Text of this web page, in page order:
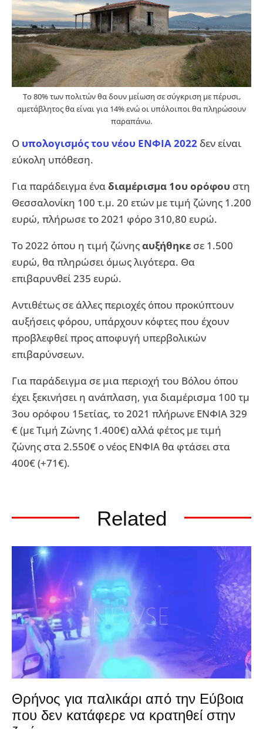
Το 80% των πολιτών θα δουν μείωση σε σύγκριση με πέρυσι,
αμετάβλητος θα είναι για 14% ενώ οι υπόλοιποι θα πληρώσουν
παραπάνω.
Ο υπολογισμός του νέου ΕΝΦΙΑ 2022 δεν είναι
εύκολη υπόθεση.
Για παράδειγμα έναδιαμέρισμα 1ου ορόφου στη
Θεσσαλονίκη 100 τ.μ. 20 ετών με τιμή ζώνης 1.200
ευρώ, πλήρωσε το 2021 φόρο 310,80 ευρώ.
Το 2022 όπου η τιμή ζώνηςαυξήθηκε σε 1.500
ευρώ, θα πληρώσει όμως λιγότερα. Θα
επιβαρυνθεί 235 ευρώ.
Αντιθέτως σε άλλες περιοχές όπου προκύπτουν
αυξήσεις φόρου, υπάρχουν κόφτες που έχουν
προβλεφθεί προς αποφυγή υπερβολικών
επιβαρύνσεων.
Για παράδειγμα σε μια περιοχή του Βόλου όπου
έχει ξεκινήσει η ανάπλαση, για διαμέρισμα 100 τμ
3ου ορόφου 15ετίας, το 2021 πλήρωνε ΕΝΦΙΑ 329
€ (με Τιμή Ζώνης 1.400€) αλλά φέτος με τιμή
ζώνης στα 2.550€ ο νέος ΕΝΦΙΑ θα φτάσει στα
400€ (+71€).
Related
Θρήνος για παλικάρι από την Εύβοια
που δεν κατάφερε να κρατηθεί στην